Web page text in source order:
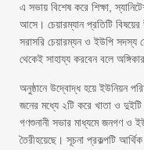
এ সভায় বিশেষ করে শিক্ষা,
আসে। চেয়ারম্যান প্রতিটি
সরাসরি চেয়ারম্যন ও ইউপি সদস্য
থেকেই সাহায্য করবেন বলে
অনুষ্ঠানে উদ্বোদ্ধ হয়ে ইউনিয়ন
জনের মধ্যে ২টি করে খাতা ও
গণশুনানী সভার মাধ্যমে জনগণ ও
তৈরীহয়েছে। সূচনা প্রকল্পটি